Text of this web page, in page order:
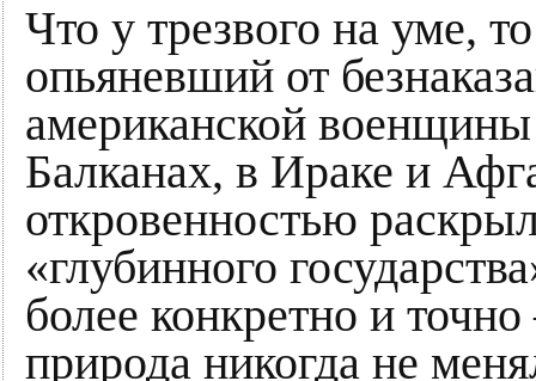
Что у трезвого на уме,
опьяневший от
американской
Балканах, в Ираке и
откровенностью
«глубинного
более конкретно и
природа никогда не